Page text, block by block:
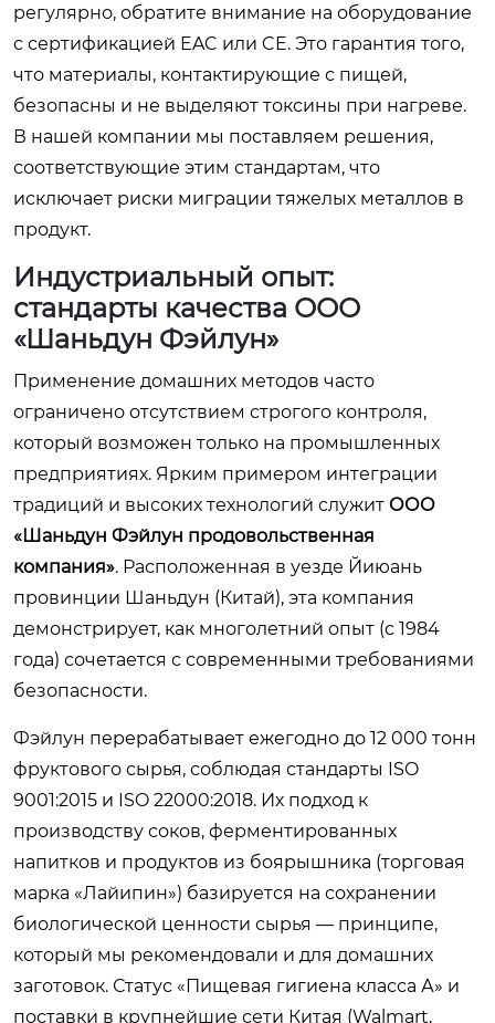
регулярно, обратите внимание на оборудование
с сертификацией EAC или CE. Это гарантия того,
что материалы, контактирующие с пищей,
безопасны и не выделяют токсины при нагреве.
В нашей компании мы поставляем решения,
соответствующие этим стандартам, что
исключает риски миграции тяжелых металлов в
продукт.
Индустриальный опыт:
стандарты качества ООО
«Шаньдун Фэйлун»
Применение домашних методов часто
ограничено отсутствием строгого контроля,
который возможен только на промышленных
предприятиях. Ярким примером интеграции
традиций и высоких технологий служит ООО
«Шаньдун Фэйлун продовольственная
компания». Расположенная в уезде Йиюань
провинции Шаньдун (Китай), эта компания
демонстрирует, как многолетний опыт (с 1984
года) сочетается с современными требованиями
безопасности.
Фэйлун перерабатывает ежегодно до 12 000 тонн
фруктового сырья, соблюдая стандарты ISO
9001:2015 и ISO 22000:2018. Их подход к
производству соков, ферментированных
напитков и продуктов из боярышника (торговая
марка «Лайипин») базируется на сохранении
биологической ценности сырья — принципе,
который мы рекомендовали и для домашних
заготовок. Статус «Пищевая гигиена класса А» и
поставки в крупнейшие сети Китая (Walmart,